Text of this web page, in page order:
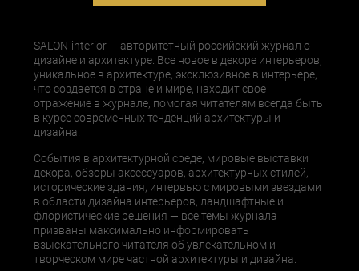
SALON-interior — авторитетный российский журнал о
дизайне и архитектуре. Все новое в декоре интерьеров,
уникальное в архитектуре, эксклюзивное в интерьере,
что создается в стране и мире, находит свое
отражение в журнале, помогая читателям всегда быть
в курсе современных тенденций архитектуры и
дизайна.
События в архитектурной среде, мировые выставки
декора, обзоры аксессуаров, архитектурных стилей,
исторические здания, интервью с мировыми звездами
в области дизайна интерьеров, ландшафтные и
флористические решения — все темы журнала
призваны максимально информировать
взыскательного читателя об увлекательном и
творческом мире частной архитектуры и дизайна.